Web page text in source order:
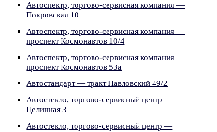
Автоспектр, торгово-сервисная компания —
Покровская 10
Автоспектр, торгово-сервисная компания —
проспект Космонавтов 10/4
Автоспектр, торгово-сервисная компания —
проспект Космонавтов 53а
Автостандарт — тракт Павловский 49/2
Автостекло, торгово-сервисный центр —
Целинная 3
Автостекло, торгово-сервисный центр —